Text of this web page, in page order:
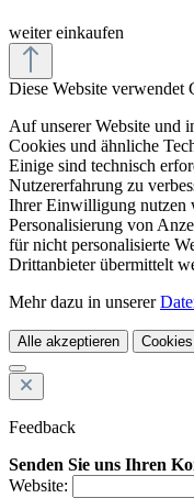
weiter einkaufen
Diese Website verwendet
Auf unserer Website und
Cookies und ähnliche
Einige sind technisch
Nutzererfahrung zu
Ihrer Einwilligung nutzen
Personalisierung von
für nicht personalisierte
Drittanbieter übermittelt
Mehr dazu in unserer
Alle akzeptieren
Feedback
Senden Sie uns Ihren
Website: